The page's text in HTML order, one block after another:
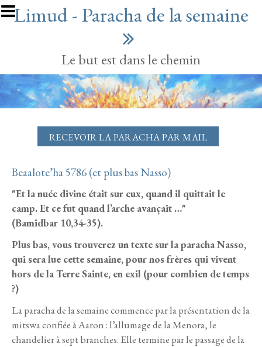
Aller au contenu principal
Limud - Paracha de la semaine
Le but est dans le chemin
RECEVOIR LA PARACHA PAR MAIL
Beaalote’ha 5786 (et plus bas Nasso)
"Et la nuée divine était sur eux, quand il quittait le
camp. Et ce fut quand l’arche avançait …"
(Bamidbar 10,34-35).
Plus bas, vous trouverez un texte sur la paracha Nasso,
qui sera lue cette semaine, pour nos frères qui vivent
hors de la Terre Sainte, en exil (pour combien de temps
?)
La paracha de la semaine commence par la présentation de la
mitswa confiée à Aaron : l’allumage de la Menora, le
chandelier à sept branches. Elle termine par le passage de la